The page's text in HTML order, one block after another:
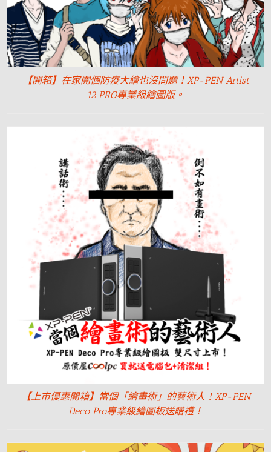
【開箱】在家開個防疫大繪也沒問題！XP-PEN Artist
12 PRO專業級繪圖版。
【上市優惠開箱】當個「繪畫術」的藝術人！XP-PEN
Deco Pro專業級繪圖板送贈禮！